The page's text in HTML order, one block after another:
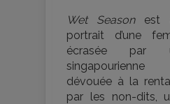
Wet Seasonest
portrait d’une
écrasée par
dévouée à la
par les non-dits,